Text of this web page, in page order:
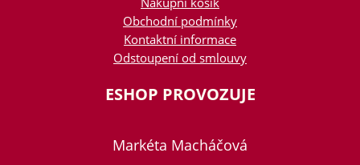
Obchodní podmínky
Kontaktní informace
Odstoupení od smlouvy
ESHOP PROVOZUJE
Markéta Macháčová